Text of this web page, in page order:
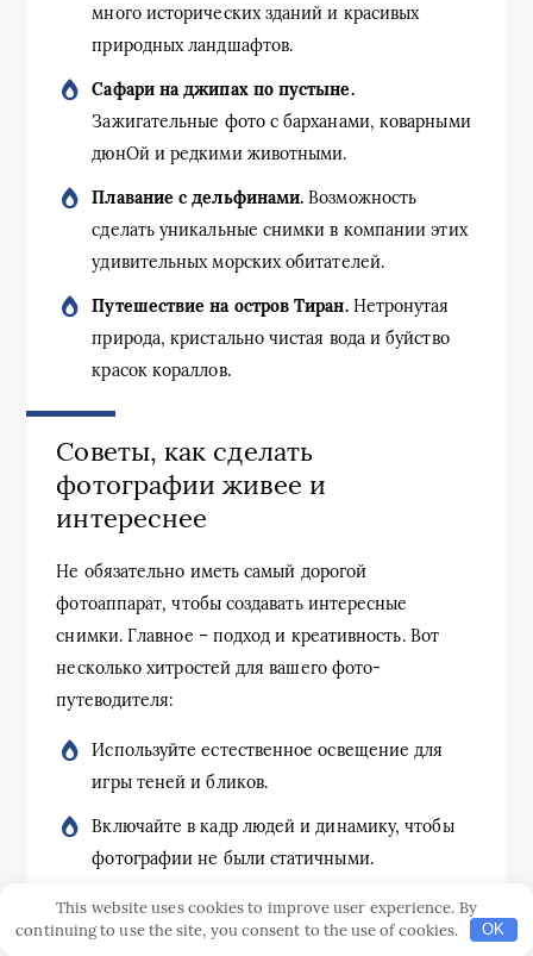
много исторических зданий и красивых
природных ландшафтов.
Сафари на джипах по пустыне.
Зажигательные фото с барханами, коварными
дюнОй и редкими животными.
Плавание с дельфинами. Возможность
сделать уникальные снимки в компании этих
удивительных морских обитателей.
Путешествие на остров Тиран.Нетронутая
природа, кристально чистая вода и буйство
красок кораллов.
Советы, как сделать
фотографии живее и
интереснее
Не обязательно иметь самый дорогой
фотоаппарат, чтобы создавать интересные
снимки. Главное – подход и креативность. Вот
несколько хитростей для вашего фото-
путеводителя:
Используйте естественное освещение для
игры теней и бликов.
Включайте в кадр людей и динамику, чтобы
фотографии не были статичными.
Ловите моменты — волны, птиц в полете,
движение пальм на ветру.
This website uses cookies to improve user experience. By
continuing to use the site, you consent to the use of cookies.
OK